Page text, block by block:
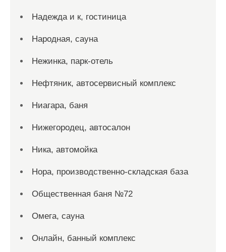
Надежда и к, гостиница
Народная, сауна
Нежинка, парк-отель
Нефтяник, автосервисный комплекс
Ниагара, баня
Нижегородец, автосалон
Ника, автомойка
Нора, производственно-складская база
Общественная баня №72
Омега, сауна
Онлайн, банный комплекс